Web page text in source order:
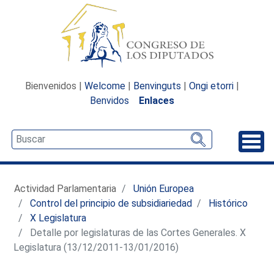
Bienvenidos | Welcome | Benvinguts | Ongi etorri |
Benvidos
Enlaces
Actividad Parlamentaria
Unión Europea
Control del principio de subsidiariedad
Histórico
X Legislatura
Detalle por legislaturas de las Cortes Generales. X
Legislatura (13/12/2011-13/01/2016)